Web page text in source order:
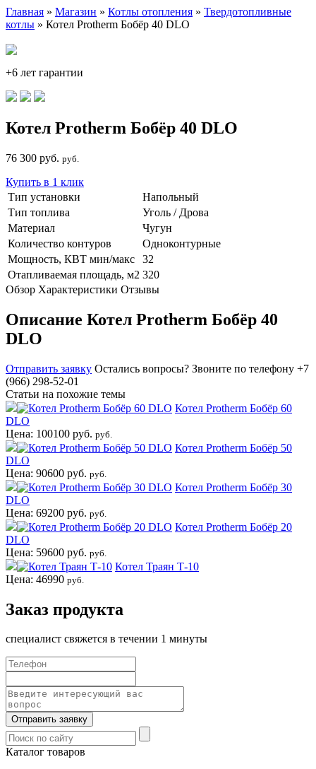
Главная » Магазин » Котлы отопления » Твердотопливные
котлы » Котел Protherm Бобёр 40 DLO
+6 лет гарантии
Котел Protherm Бобёр 40 DLO
76 300 руб. руб.
Купить в 1 клик
Тип установки
Напольный
Тип топлива
Уголь / Дрова
Материал
Чугун
Количество контуров
Одноконтурные
Мощность, КВТ мин/макс
32
Отапливаемая площадь, м2 320
Обзор Характеристики Отзывы
Описание Котел Protherm Бобёр 40
DLO
Отправить заявку Остались вопросы? Звоните по телефону +7
(966) 298-52-01
Статьи на похожие темы
Котел Protherm Бобёр 60
DLO
Цена: 100100 руб. руб.
Котел Protherm Бобёр 50
DLO
Цена: 90600 руб. руб.
Котел Protherm Бобёр 30
DLO
Цена: 69200 руб. руб.
Котел Protherm Бобёр 20
DLO
Цена: 59600 руб. руб.
Котел Траян Т-10
Цена: 46990 руб.
Заказ продукта
специалист свяжется в течении 1 минуты
Отправить заявку
Каталог товаров